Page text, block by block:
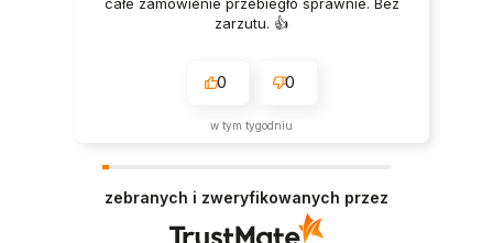
całe zamówienie przebiegło sprawnie. Bez
zarzutu. 👍️
0 0
w tym tygodniu
zebranych i zweryfikowanych przez